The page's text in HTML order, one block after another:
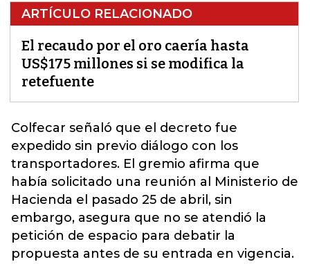
ARTÍCULO RELACIONADO
El recaudo por el oro caería hasta
US$175 millones si se modifica la
retefuente
Colfecar señaló que el decreto fue
expedido sin previo diálogo con los
transportadores. El gremio afirma que
había solicitado una reunión al Ministerio de
Hacienda el pasado 25 de abril, sin
embargo, asegura que no se atendió la
petición de espacio para debatir la
propuesta antes de su entrada en vigencia.